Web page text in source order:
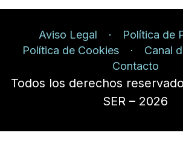
Aviso Legal
Política de
Política de Cookies
Canal
Contacto
Todos los derechos
SER – 2026